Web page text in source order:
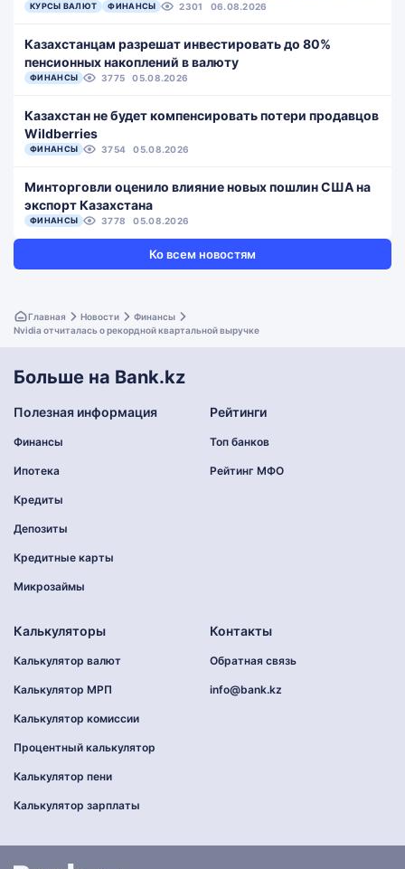
КУРСЫ ВАЛЮТ ФИНАНСЫ 2301 06.08.2026
Казахстанцам разрешат инвестировать до 80%
пенсионных накоплений в валюту
ФИНАНСЫ 3775 05.08.2026
Казахстан не будет компенсировать потери продавцов
Wildberries
ФИНАНСЫ 3754 05.08.2026
Минторговли оценило влияние новых пошлин США на
экспорт Казахстана
ФИНАНСЫ 3778 05.08.2026
Ко всем новостям
Главная Новости
Финансы
Nvidia отчиталась о рекордной квартальной выручке
Больше на Bank.kz
Полезная информация
Финансы
Ипотека
Кредиты
Депозиты
Кредитные карты
Микрозаймы
Рейтинги
Топ банков
Рейтинг МФО
Калькуляторы
Калькулятор валют
Калькулятор МРП
Калькулятор комиссии
Процентный калькулятор
Калькулятор пени
Калькулятор зарплаты
Контакты
Обратная связь
info@bank.kz